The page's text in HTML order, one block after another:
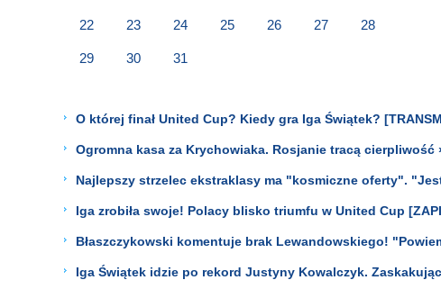
22 23 24 25 26 27 28
29 30 31
O której finał United Cup? Kiedy gra Iga Świątek?
Ogromna kasa za Krychowiaka. Rosjanie tracą cierpliwość
Najlepszy strzelec ekstraklasy ma "kosmiczne oferty".
Iga zrobiła swoje! Polacy blisko triumfu w United Cup
Błaszczykowski komentuje brak Lewandowskiego!
Iga Świątek idzie po rekord Justyny Kowalczyk.